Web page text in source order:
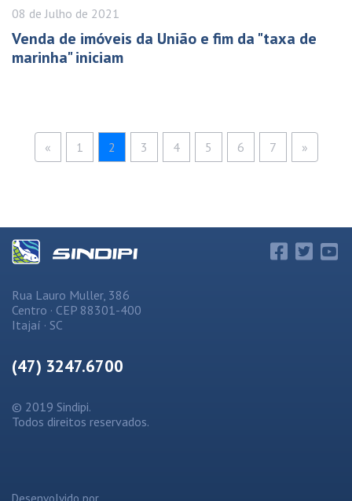
08 deJulho de 2021
Venda de imóveis da União e fim da "taxa de
marinha" iniciam
« 1 2 3 4 5 6 7 »
Rua Lauro Muller, 386
Centro · CEP 88301-400
Itajaí · SC
(47) 3247.6700
© 2019 Sindipi.
Todos direitos reservados.